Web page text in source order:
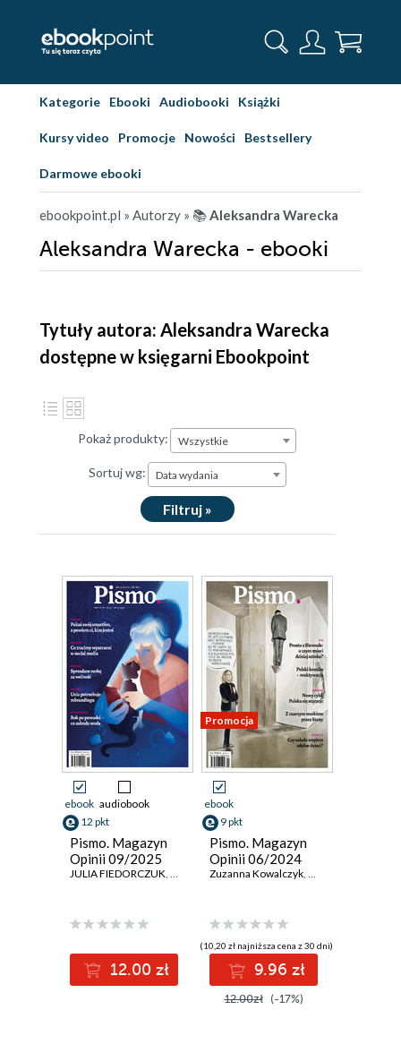
Kategorie Ebooki Audiobooki Książki
Kursy video Promocje Nowości Bestsellery
Darmowe ebooki
ebookpoint.pl » Autorzy » 📚Aleksandra Warecka
Aleksandra Warecka - ebooki
Tytuły autora: Aleksandra Warecka
dostępne w księgarni Ebookpoint
Pokaż produkty: Wszystkie
Sortuj wg: Data wydania
Filtruj »
ebook audiobook
12 pkt
Pismo. Magazyn
Opinii 09/2025
JULIA FIEDORCZUK, PAWEŁ MARCZEWSKI,ALEKSANDRA WARECKA
12.00 zł
Promocja
ebook
9 pkt
Pismo. Magazyn
Opinii 06/2024
Zuzanna Kowalczyk, Marta Klimowicz
(10,20 zł najniższa cena z 30 dni)
9.96 zł
12.00zł (-17%)